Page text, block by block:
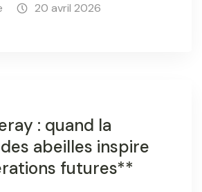
20 avril 2026
: quand la
abeilles inspire
futures**